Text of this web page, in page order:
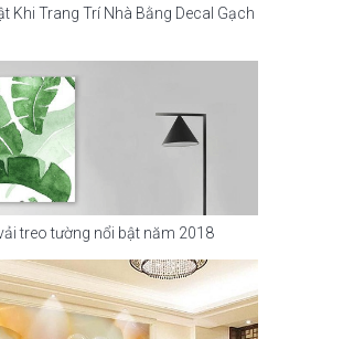
Khi Trang Trí Nhà Bằng Decal Gạch
treo tường nổi bật năm 2018